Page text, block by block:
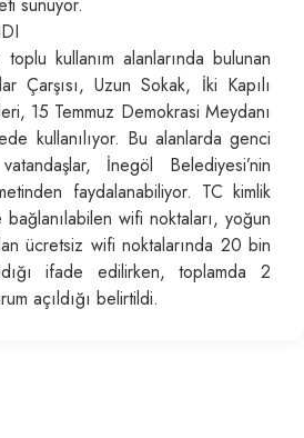
sunuyor.
kullanım alanlarında bulunan
Çarşısı, Uzun Sokak, İki Kapılı
15 Temmuz Demokrasi Meydanı
kullanılıyor. Bu alanlarda genci
İnegöl Belediyesi’nin
faydalanabiliyor. TC kimlik
wifi noktaları, yoğun
ücretsiz wifi noktalarında 20 bin
ifade edilirken, toplamda 2
açıldığı belirtildi.